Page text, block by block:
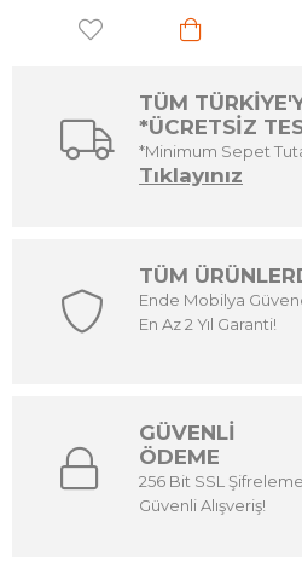
TÜM
*ÜCRETSİZ
*Minimum Sepet
Tıklayınız
TÜM
Ende Mobilya
En Az 2 Yıl Garanti!
GÜVENLİ
ÖDEME
256 Bit SSL
Güvenli Alışveriş!